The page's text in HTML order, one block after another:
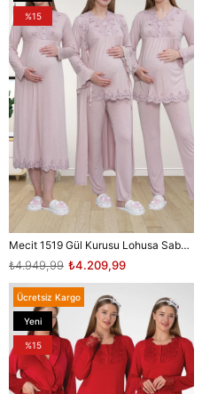
Mecit 1519 Gül Kurusu Lohusa Sabahlık Gecelik Pijama Set
₺4.209,99
₺4.949,99
Ürün
%15
Ücretsiz Kargo
Yeni
Ürün
%15